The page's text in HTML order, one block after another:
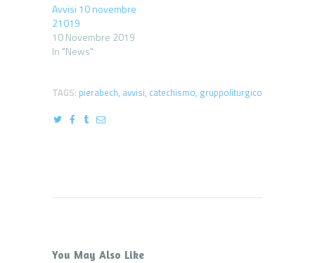
Avvisi 10 novembre
21019
10 Novembre 2019
In "News"
TAGS: pierabech, avvisi, catechismo, gruppoliturgico
You May Also Like